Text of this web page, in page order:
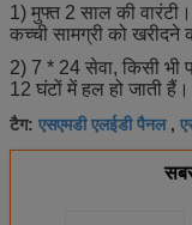
1) मुफ्त 2 साल की वारंटी।
कच्ची सामग्री को
2) 7 * 24 सेवा, किसी भी
12 घंटों में हल हो जाती हैं।
टैग: एसएमडी एलईडी पैनल,